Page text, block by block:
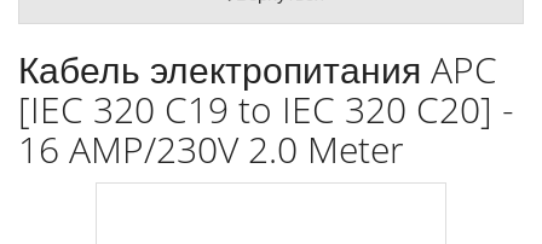
Кабель электропитания APC
[IEC 320 C19 to IEC 320 C20] -
16 AMP/230V 2.0 Meter